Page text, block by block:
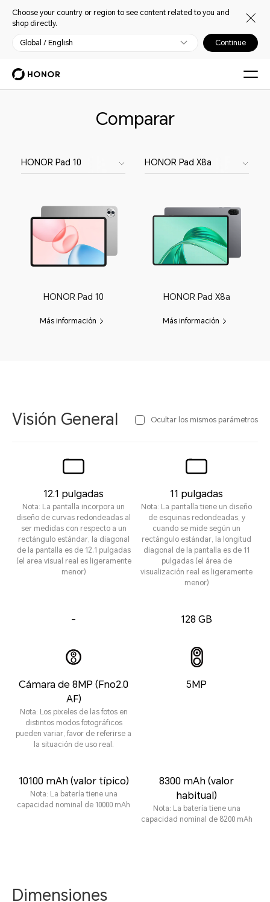
Choose your country or region to see content related to you and
shop directly.
Global / English Continue
Comparar
HONOR Pad 10 HONOR Pad X8a
HONOR Pad 10
Más información
HONOR Pad X8a
Más información
Visión General Ocultar los mismos parámetros
12.1 pulgadas
Nota: La pantalla incorpora un
diseño de curvas redondeadas al
ser medidas con respecto a un
rectángulo estándar, la diagonal
de la pantalla es de 12.1 pulgadas
(el area visual real es ligeramente
menor)
-
Cámara de 8MP (Fno2.0
AF)
Nota: Los pixeles de las fotos en
distintos modos fotográficos
pueden variar, favor de referirse a
la situación de uso real.
10100 mAh (valor típico)
Nota: La batería tiene una
capacidad nominal de 10000 mAh
11 pulgadas
Nota: La pantalla tiene un diseño
de esquinas redondeadas, y
cuando se mide según un
rectángulo estándar, la longitud
diagonal de la pantalla es de 11
pulgadas (el área de
visualización real es ligeramente
menor)
128 GB
5MP
8300 mAh (valor
habitual)
Nota: La batería tiene una
capacidad nominal de 8200 mAh
Dimensiones